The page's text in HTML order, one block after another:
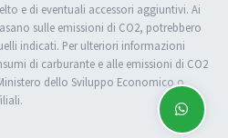
e di eventuali accessori aggiuntivi. Ai
sulle emissioni di CO2, potrebbero
indicati. Per ulteriori informazioni
di carburante e alle emissioni di CO2
dello Sviluppo Economico o